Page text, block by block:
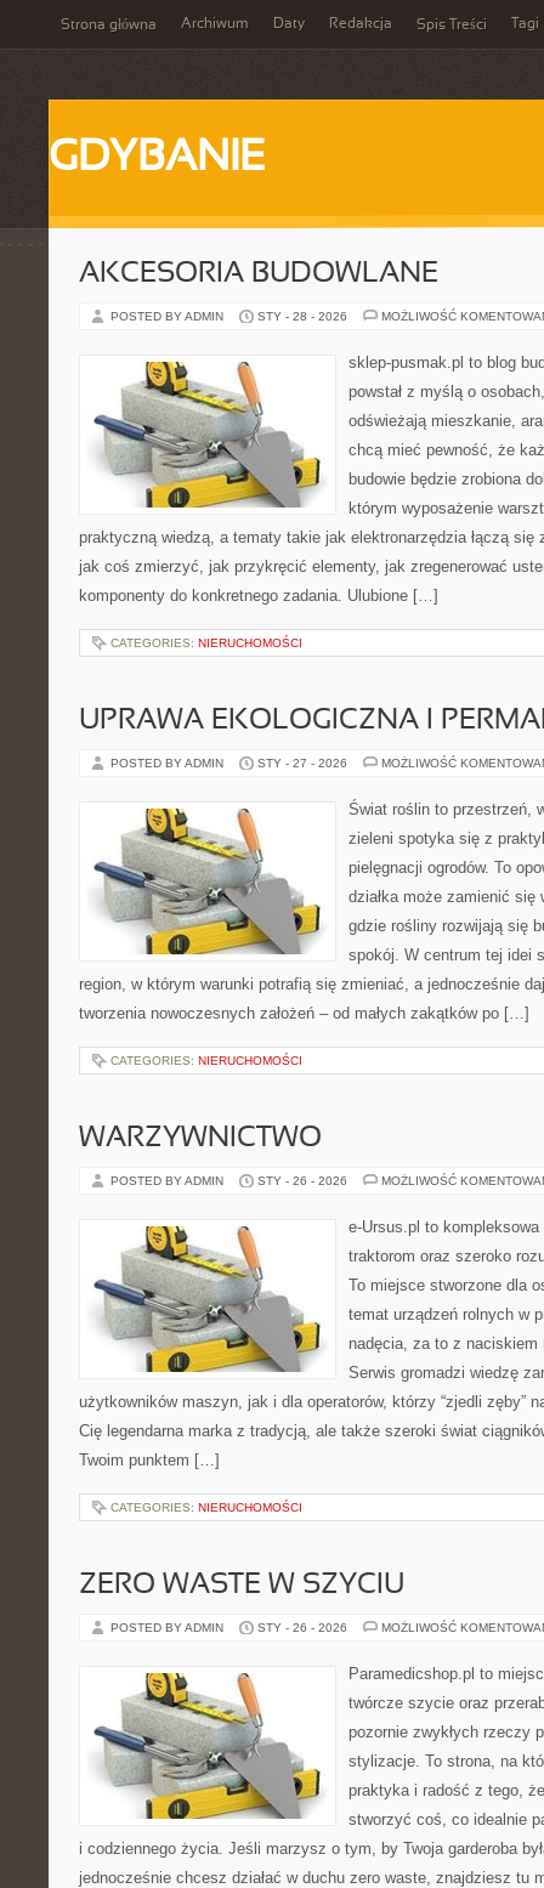
Strona główna Archiwum Daty Redakcja Spis Treści Tagi
GDYBANIE
AKCESORIA BUDOWLANE
POSTED BY ADMIN STY - 28 - 2026 MOŻLIWOŚĆ
sklep-pusmak.pl to blog
powstał z myślą o
odświeżają mieszkanie,
chcą mieć pewność, że
budowie będzie zrobiona
którym wyposażenie
praktyczną wiedzą, a tematy takie jak elektronarzędzia łączą się
jak coś zmierzyć, jak przykręcić elementy, jak zregenerować
komponenty do konkretnego zadania. Ulubione […]
CATEGORIES: NIERUCHOMOŚCI
UPRAWA EKOLOGICZNA I
POSTED BY ADMIN STY - 27 - 2026 MOŻLIWOŚĆ
Świat roślin to przestrzeń,
zieleni spotyka się z
pielęgnacji ogrodów. To
działka może zamienić się
gdzie rośliny rozwijają się
spokój. W centrum tej idei
region, w którym warunki potrafią się zmieniać, a jednocześnie
tworzenia nowoczesnych założeń – od małych zakątków po […]
CATEGORIES: NIERUCHOMOŚCI
WARZYWNICTWO
POSTED BY ADMIN STY - 26 - 2026 MOŻLIWOŚĆ
e-Ursus.pl to
traktorom oraz szeroko
To miejsce stworzone dla
temat urządzeń rolnych w
nadęcia, za to z
Serwis gromadzi wiedzę
użytkowników maszyn, jak i dla operatorów, którzy “zjedli zęby”
Cię legendarna marka z tradycją, ale także szeroki świat
Twoim punktem […]
CATEGORIES: NIERUCHOMOŚCI
ZERO WASTE W SZYCIU
POSTED BY ADMIN STY - 26 - 2026 MOŻLIWOŚĆ
Paramedicshop.pl to
twórcze szycie oraz
pozornie zwykłych rzeczy
stylizacje. To strona, na
praktyka i radość z tego,
stworzyć coś, co idealnie
i codziennego życia. Jeśli marzysz o tym, by Twoja garderoba
jednocześnie chcesz działać w duchu zero waste, znajdziesz tu